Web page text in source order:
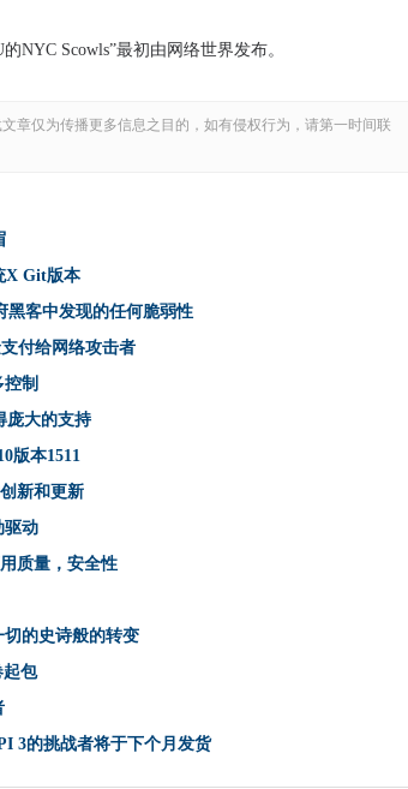
创公司的努力
创新和更新
驱动
性
，并使用新的控制器CPU
网络中的角色超过7年
应用质量，安全性
角色的薪酬升起
敦的数据中心变化的胃口
10升级推
关重要
及各种各期的社会
一切的史诗般的转变
亿美元，预计将削减一百万个工作岗位
NYC Scowls”最初由网络世界发布。
章仅为传播更多信息之目的，如有侵权行为，请第一时间联
X Git版本
黑客中发现的任何脆弱性
付给网络攻击者
制
庞大的支持
版本1511
新和更新
驱动
质量，安全性
的史诗般的转变
起包
3的挑战者将于下个月发货